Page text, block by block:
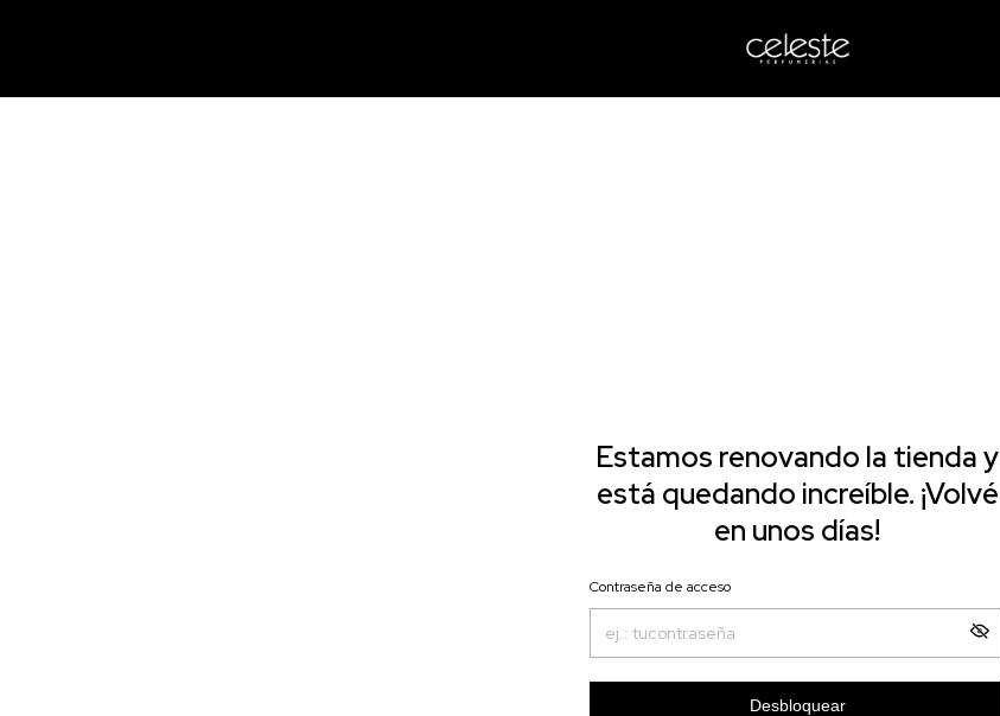
Estamos renovando la tienda y
está quedando increíble. ¡Volvé
en unos días!
Contraseña de acceso
Desbloquear